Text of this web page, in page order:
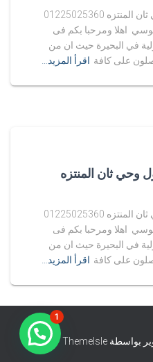
رقم صيانة زانوسي حي أول وحي ثان المنتزه 01225025360
اهلا ومرحبا بكم فى
في البحيرة حيث ان من
على كافة اقرأ المزيد…
وحي ثان المنتزه
رقم صيانة زانوسي حي أول وحي ثان المنتزه 01225025360
اهلا ومرحبا بكم فى
في البحيرة حيث ان من
على كافة اقرأ المزيد…
ThemeIsle
1